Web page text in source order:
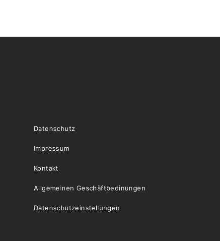
Datenschutz
Impressum
Kontakt
Allgemeinen Geschäftbedinungen
Datenschutzeinstellungen